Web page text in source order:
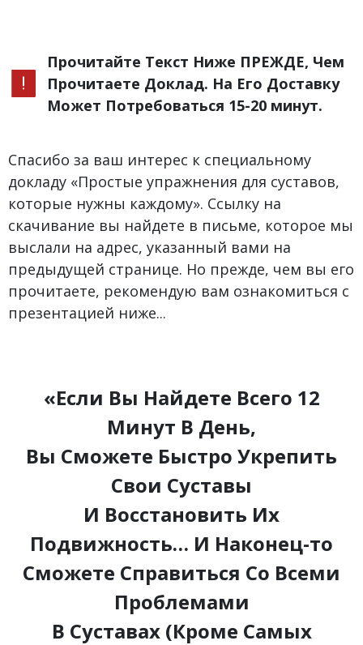
Прочитайте Текст Ниже ПРЕЖДЕ, Чем
Прочитаете Доклад. На Его Доставку
Может Потребоваться 15-20 минут.
Спасибо за ваш интерес к специальному
докладу «Простые упражнения для суставов,
которые нужны каждому». Ссылку на
скачивание вы найдете в письме, которое мы
выслали на адрес, указанный вами на
предыдущей странице. Но прежде, чем вы его
прочитаете, рекомендую вам ознакомиться с
презентацией ниже...
«Если Вы Найдете Всего 12
Минут В День,
Вы Сможете Быстро Укрепить
Свои Суставы
И Восстановить Их
Подвижность… И Наконец-то
Сможете Справиться Со Всеми
Проблемами
В Суставах (Кроме Самых